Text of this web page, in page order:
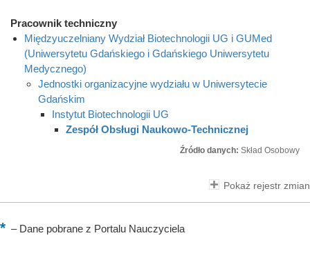
Pracownik techniczny
Międzyuczelniany Wydział Biotechnologii UG i GUMed
(Uniwersytetu Gdańskiego i Gdańskiego Uniwersytetu
Medycznego)
Jednostki organizacyjne wydziału w Uniwersytecie
Gdańskim
Instytut Biotechnologii UG
Zespół Obsługi Naukowo-Technicznej
Źródło danych: Skład Osobowy
Pokaż rejestr zmian
–Dane pobrane z Portalu Nauczyciela